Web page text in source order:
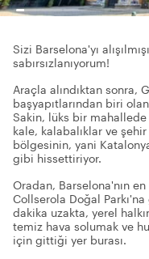
Sizi Barselona'yı
sabırsızlanıyorum!
Araçla alındıktan sonra,
başyapıtlarından biri
Sakin, lüks bir
kale, kalabalıklar ve
bölgesinin, yani
gibi hissettiriyor.
Oradan, Barselona'nın
Collserola Doğal
dakika uzakta, yerel
temiz hava solumak ve
için gittiği yer burası.